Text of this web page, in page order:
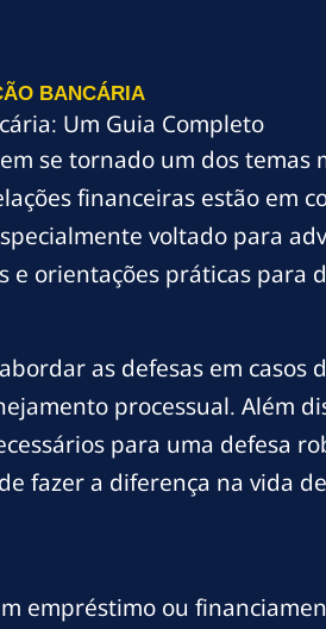
BANCÁRIA
Um Guia Completo
se tornado um dos temas
financeiras estão em
voltado para
orientações práticas para
as defesas em casos
processual. Além
para uma defesa
fazer a diferença na vida
empréstimo ou